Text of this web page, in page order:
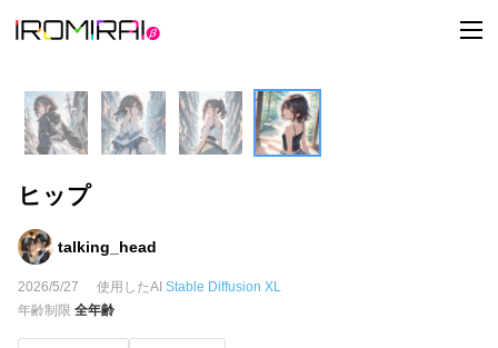
t
o
ヒップ
talking_head
2026/5/27 使用したAI Stable Diffusion XL
年齢制限 全年齢